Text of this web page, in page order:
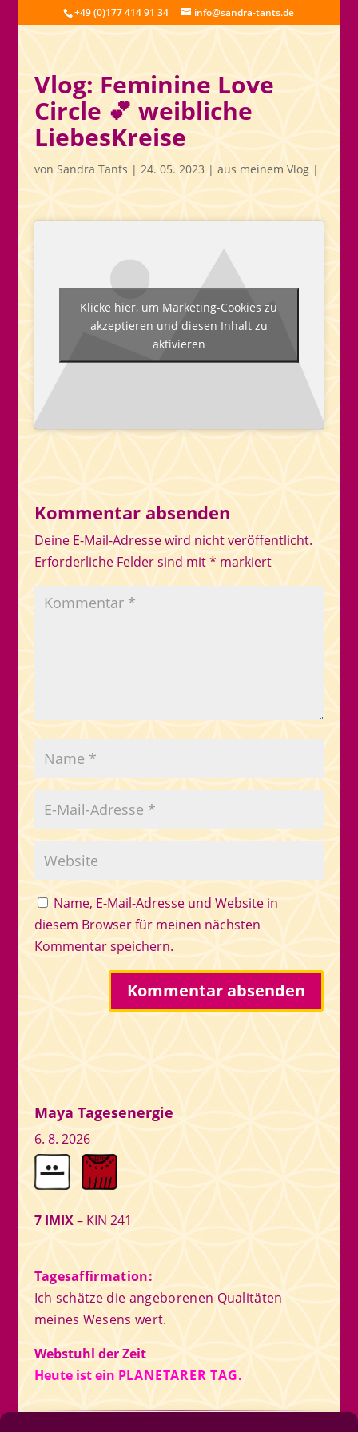
+49 (0)177 414 91 34 info@sandra-tants.de
Vlog: Feminine Love
Circle 💕 weibliche
LiebesKreise
von Sandra Tants | 24. 05. 2023 | aus meinem Vlog|
Klicke hier, um Marketing-Cookies zu
akzeptieren und diesen Inhalt zu
aktivieren
Kommentar absenden
Deine E-Mail-Adresse wird nicht veröffentlicht.
Erforderliche Felder sind mit* markiert
Name, E-Mail-Adresse und Website in
diesem Browser für meinen nächsten
Kommentar speichern.
Maya Tagesenergie
6. 8. 2026
7 IMIX– KIN 241
Tagesaffirmation:
Ich schätze die angeborenen Qualitäten
meines Wesens wert.
Webstuhl der Zeit
Heute ist ein PLANETARER TAG.